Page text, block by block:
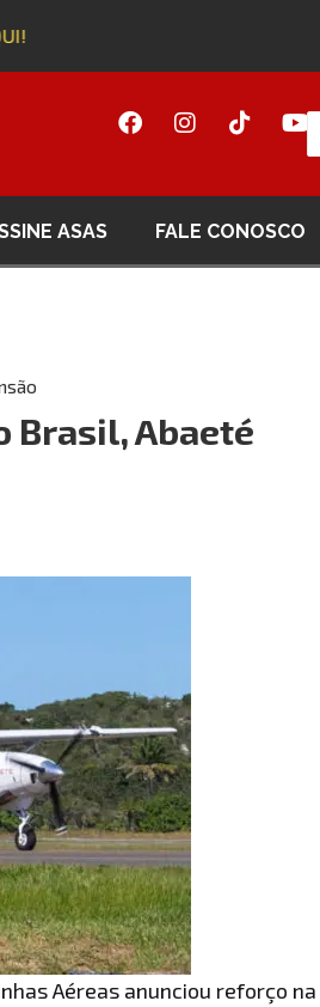
ASAS FALE CONOSCO
Brasil, Abaeté
Aéreas anunciou reforço na